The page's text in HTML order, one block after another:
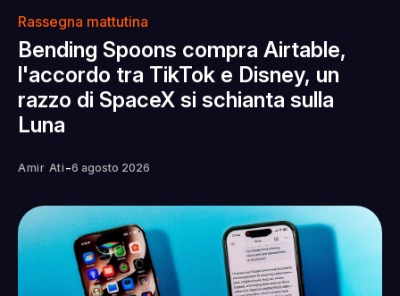
Rassegna mattutina
Bending Spoons compra Airtable,
l'accordo tra TikTok e Disney, un
razzo di SpaceX si schianta sulla
Luna
Amir Ati -6 agosto 2026